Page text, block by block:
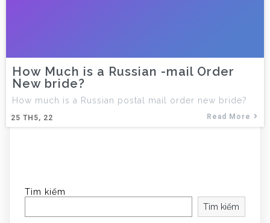
How Much is a Russian -mail Order
New bride?
25 TH5, 22
How much is a Russian postal mail order new bride?
Read More
Tìm kiếm
Tìm kiếm